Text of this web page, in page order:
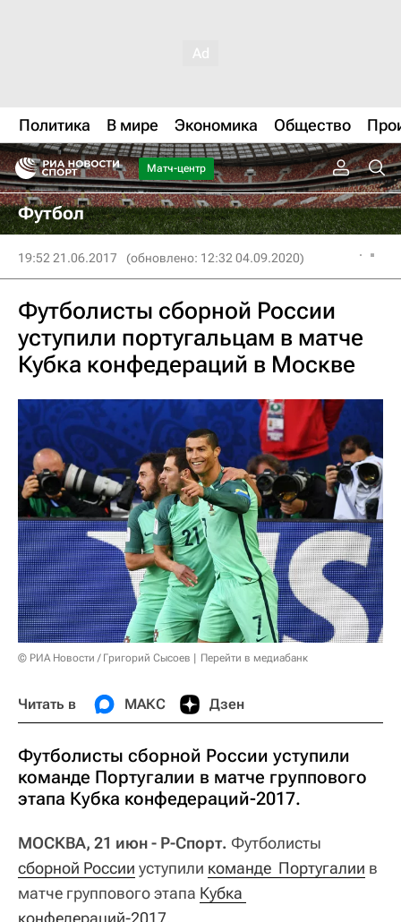
Политика В мире Экономика Общество
Матч-центр
Футбол
19:52 21.06.2017 (обновлено: 12:32 04.09.2020)
Футболисты сборной России
уступили португальцам в матче
Кубка конфедераций в Москве
© РИА Новости / Григорий Сысоев Перейти в медиабанк
Читать в МАКС Дзен
Футболисты сборной России уступили
команде Португалии в матче группового
этапа Кубка конфедераций-2017.
МОСКВА, 21 июн - Р-Спорт. Футболисты
сборной России уступили команде  Португалии в
матче группового этапа Кубка
конфедераций-2017.